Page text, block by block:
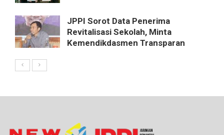
JPPI Sorot Data Penerima
Revitalisasi Sekolah, Minta
Kemendikdasmen Transparan